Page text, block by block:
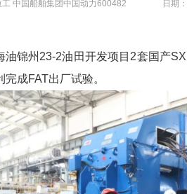
重工 中国船舶集团中国动力600482 日
州23-2油田开发项目2套国产
成FAT出厂试验。